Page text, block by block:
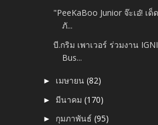
"PeeKaBoo Junior จ๊ะเอ๋! เ
ภั...
บี.กริม เพาเวอร์ ร่วมงาน
Bus...
► เมษายน(82)
► มีนาคม(170)
► กุมภาพันธ์(95)